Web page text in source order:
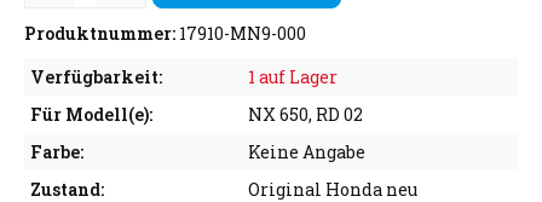
Produktnummer: 17910-MN9-000
Verfügbarkeit:
1 auf Lager
Für Modell(e):
NX 650, RD 02
Farbe:
Keine Angabe
Zustand:
Original Honda neu